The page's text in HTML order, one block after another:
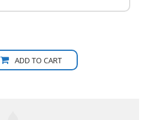
ADD TO CART